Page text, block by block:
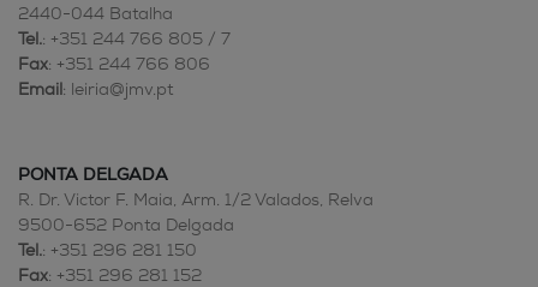
2440-044 Batalha
Tel.: +351 244 766 805 / 7
Fax: +351 244 766 806
Email: leiria@jmv.pt
PONTA DELGADA
R. Dr. Victor F. Maia, Arm. 1/2 Valados, Relva
9500-652 Ponta Delgada
Tel.: +351 296 281 150
Fax: +351 296 281 152